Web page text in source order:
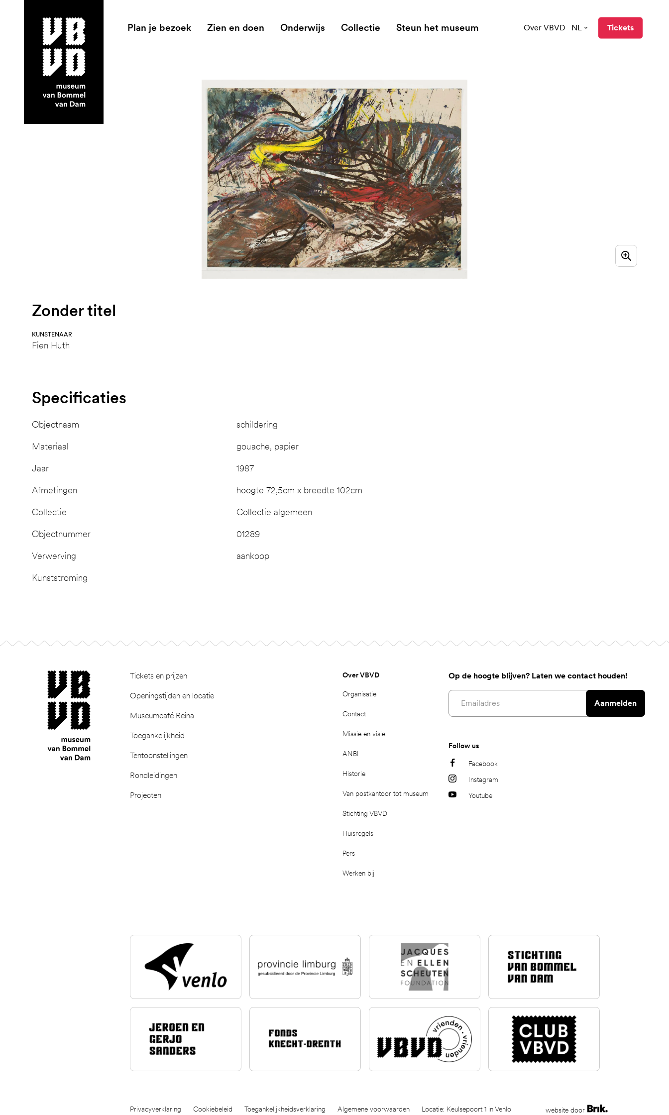
museum van Bommel van Dam
Plan je bezoek Zien en doen Onderwijs Collectie Steun het museum Over VBVD NL Tickets
Zonder titel
KUNSTENAAR
Fien Huth
Specificaties
Objectnaam schildering
Materiaal gouache, papier
Jaar 1987
Afmetingen hoogte 72,5cm x breedte 102cm
Collectie Collectie algemeen
Objectnummer 01289
Verwerving aankoop
Kunststroming
Tickets en prijzen
Openingstijden en locatie
Museumcafé Reina
Toegankelijkheid
Tentoonstellingen
Rondleidingen
Projecten
museum van Bommel van Dam Over VBVD
Organisatie
Contact
Missie en visie
ANBI
Historie
Van postkantoor tot museum
Stichting VBVD
Huisregels
Pers
Werken bij
Op de hoogte blijven? Laten we contact houden!
Email address
Aanmelden
Follow us
Facebook
Instagram
Youtube
Privacyverklaring Cookiebeleid Toegankelijkheidsverklaring Algemene voorwaarden Locatie: Keulsepoort 1 in Venlo website door